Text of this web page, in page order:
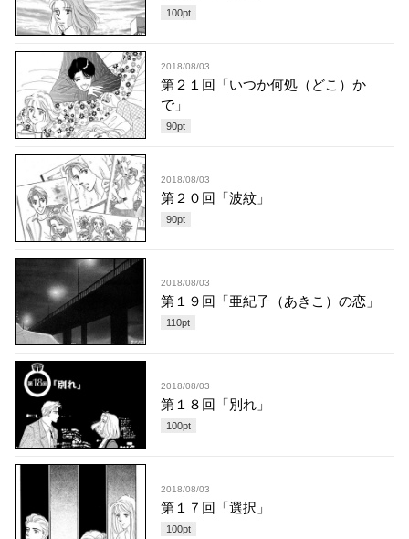
100pt
2018/08/03
第２１回「いつか何処（どこ）か
で」
90pt
2018/08/03
第２０回「波紋」
90pt
2018/08/03
第１９回「亜紀子（あきこ）の恋」
110pt
2018/08/03
第１８回「別れ」
100pt
2018/08/03
第１７回「選択」
100pt